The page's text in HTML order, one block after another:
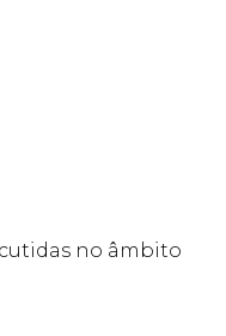
no âmbito